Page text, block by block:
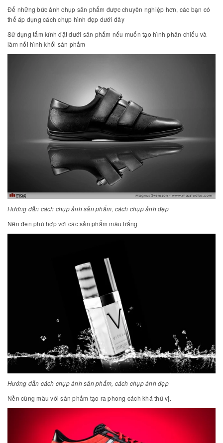
Để những bức ảnh chụp sản phẩm được chuyên nghiệp hơn, các bạn có
thể áp dụng cách chụp hình đẹp dưới đây
Sử dụng tấm kính đặt dưới sản phẩm nếu muốn tạo hình phản chiếu và
làm nổi hình khối sản phẩm
Hướng dẫn cách chụp ảnh sản phẩm, cách chụp ảnh đẹp
Nền đen phù hợp với các sản phẩm màu trắng
Hướng dẫn cách chụp ảnh sản phẩm, cách chụp ảnh đẹp
Nền cùng màu với sản phẩm tạo ra phong cách khá thú vị.